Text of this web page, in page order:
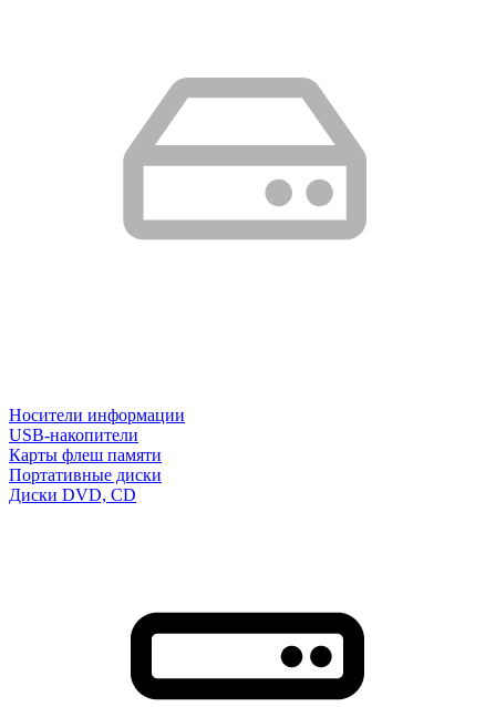
Носители информации
USB-накопители
Карты флеш памяти
Портативные диски
Диски DVD, CD